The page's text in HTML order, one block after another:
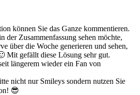
können Sie das Ganze kommentieren.
der Zusammenfassung sehen möchte,
über die Woche generieren und sehen,
Mit gefällt diese Lösung sehr gut.
längerem wieder ein Fan von
nicht nur Smileys sondern nutzen Sie
😎